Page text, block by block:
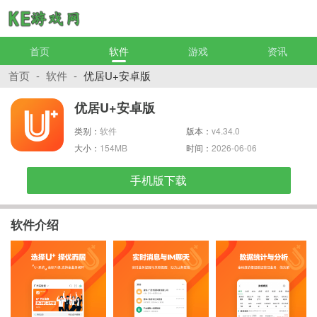
首页 软件 游戏 资讯
首页 - 软件 - 优居U+安卓版
优居U+安卓版
类别： 软件 版本：v4.34.0
大小： 154MB 时间：2026-06-06
手机版下载
软件介绍